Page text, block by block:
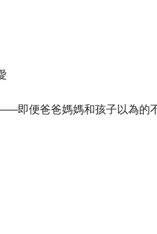
便爸爸媽媽和孩子以為的不